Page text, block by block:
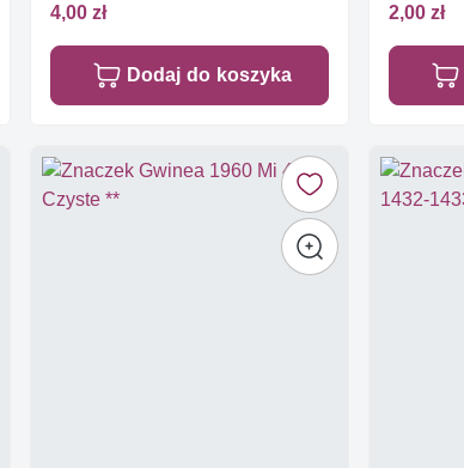
4,00 zł
Dodaj do koszyka
2,00 zł